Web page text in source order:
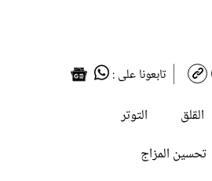
تابعونا على :
القلق
التوتر
تحسين المزاج